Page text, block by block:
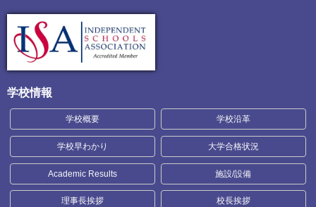
学校情報
学校概要 学校沿革
学校早わかり 大学合格状況
Academic Results 施設/設備
理事長挨拶 校長挨拶